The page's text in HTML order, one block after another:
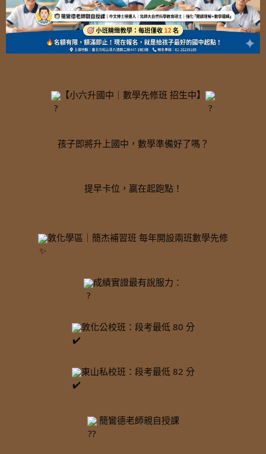
【小六升國中｜數學先修班 招生中】
孩子即將升上國中，數學準備好了嗎？
提早卡位，贏在起跑點！
敦化學區｜簡杰補習班 每年開設兩班數學先修
成績實證最有說服力：
敦化公校班：段考最低 80 分
東山私校班：段考最低 82 分
簡鸞德老師親自授課